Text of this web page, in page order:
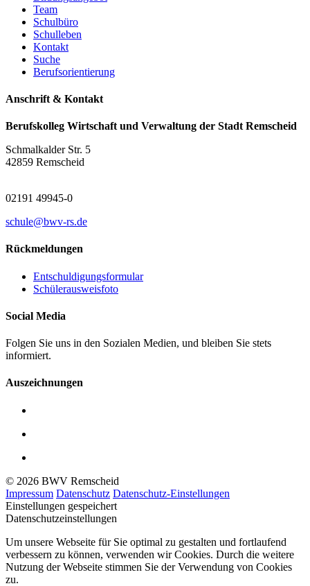
Team
Schulbüro
Schulleben
Kontakt
Suche
Berufsorientierung
Anschrift & Kontakt
Berufskolleg Wirtschaft und Verwaltung der Stadt Remscheid
Schmalkalder Str. 5
42859 Remscheid
02191 49945-0
schule@bwv-rs.de
Rückmeldungen
Entschuldigungsformular
Schülerausweisfoto
Social Media
Folgen Sie uns in den Sozialen Medien, und bleiben Sie stets
informiert.
Auszeichnungen
© 2026 BWV Remscheid
Impressum Datenschutz Datenschutz-Einstellungen
Einstellungen gespeichert
Datenschutzeinstellungen
Um unsere Webseite für Sie optimal zu gestalten und fortlaufend
verbessern zu können, verwenden wir Cookies. Durch die weitere
Nutzung der Webseite stimmen Sie der Verwendung von Cookies
zu.